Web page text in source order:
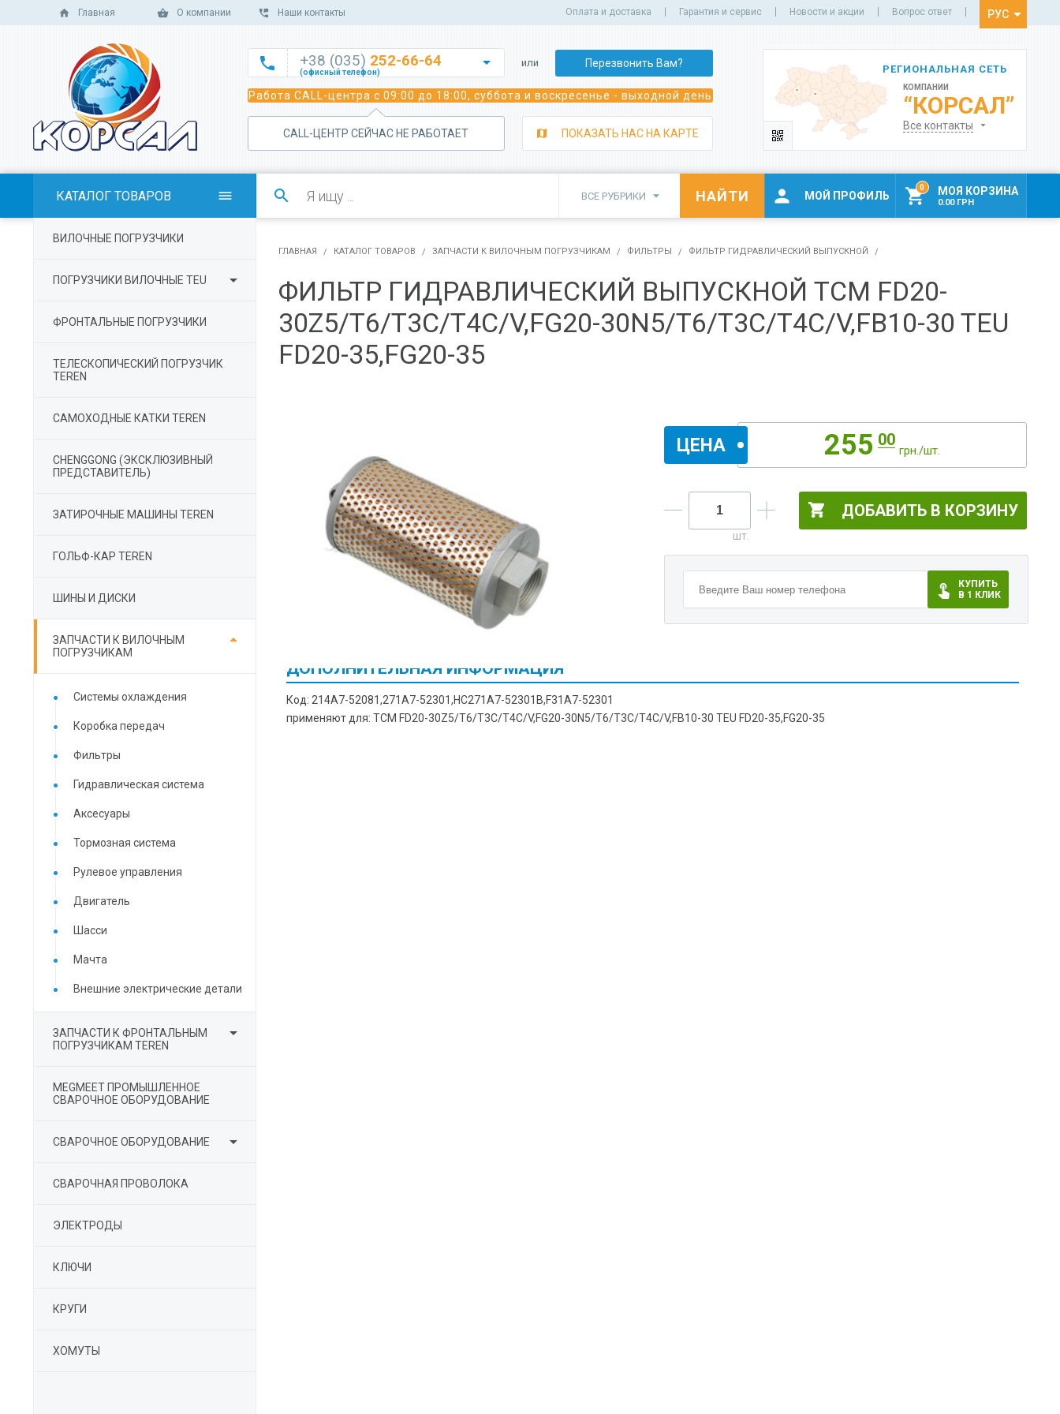
Главная О компании Наши контакты Оплата и доставка Гарантия и сервис Новости и акции Вопрос ответ РУС
 +38 (035) 252-66-64
(офисный телефон)


252-70-02
(офисный телефон)
 243-05-92
(офисный телефон)

 350-82-22
или Перезвонить Вам?
Работа CALL-центра с 09:00 до 18:00, суббота и воскресенье - выходной день
САLL-ЦЕНТР СЕЙЧАС НЕ РАБОТАЕТ ПОКАЗАТЬ НАС НА КАРТЕ
РЕГИОНАЛЬНАЯ СЕТЬ
КОМПАНИИ
“КОРСАЛ”
Все контакты
КАТАЛОГ ТОВАРОВ  ВСЕ РУБРИКИ   МОЙ ПРОФИЛЬ 
0 МОЯ КОРЗИНА
0.00 ГРН
ВИЛОЧНЫЕ ПОГРУЗЧИКИ
ПОГРУЗЧИКИ ВИЛОЧНЫЕ TEU 
ФРОНТАЛЬНЫЕ ПОГРУЗЧИКИ
ТЕЛЕСКОПИЧЕСКИЙ ПОГРУЗЧИК
TEREN
САМОХОДНЫЕ КАТКИ TEREN
СHENGGONG (ЭКСКЛЮЗИВНЫЙ
ПРЕДСТАВИТЕЛЬ)
ЗАТИРОЧНЫЕ МАШИНЫ TEREN
ГОЛЬФ-КАР TEREN
ШИНЫ И ДИСКИ
ЗАПЧАСТИ К ВИЛОЧНЫМ
ПОГРУЗЧИКАМ

Cистемы охлаждения
Коробка передач
Фильтры
Гидравлическая система
Аксесуары
Тормозная система
Рулевое управления
Двигатель
Шасси
Мачта
Внешние электрические детали
ЗАПЧАСТИ К ФРОНТАЛЬНЫМ
ПОГРУЗЧИКАМ TEREN

MEGMEET ПРОМЫШЛЕННОЕ
СВАРОЧНОЕ ОБОРУДОВАНИЕ
СВАРОЧНОЕ ОБОРУДОВАНИЕ 
СВАРОЧНАЯ ПРОВОЛОКА
ЭЛЕКТРОДЫ
КЛЮЧИ
КРУГИ
ХОМУТЫ
ГЛАВНАЯ КАТАЛОГ ТОВАРОВ ЗАПЧАСТИ К ВИЛОЧНЫМ ПОГРУЗЧИКАМ ФИЛЬТРЫ ФИЛЬТР ГИДРАВЛИЧЕСКИЙ ВЫПУСКНОЙ
ФИЛЬТР ГИДРАВЛИЧЕСКИЙ ВЫПУСКНОЙ TCM FD20-
30Z5/T6/T3C/T4C/V,FG20-30N5/T6/T3C/T4C/V,FB10-30 TEU
FD20-35,FG20-35
255 00
грн./шт.
ЦЕНА
ДОБАВИТЬ В КОРЗИНУ
КУПИТЬ
В 1 КЛИК
ДОПОЛНИТЕЛЬНАЯ ИНФОРМАЦИЯ
Код: 214A7-52081,271A7-52301,HC271A7-52301B,F31A7-52301
применяют для: TCM FD20-30Z5/T6/T3C/T4C/V,FG20-30N5/T6/T3C/T4C/V,FB10-30 TEU FD20-35,FG20-35